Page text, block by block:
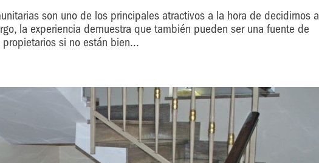
son uno de los principales atractivos a la hora de decidirnos a
la experiencia demuestra que también pueden ser una fuente de
si no están bien...